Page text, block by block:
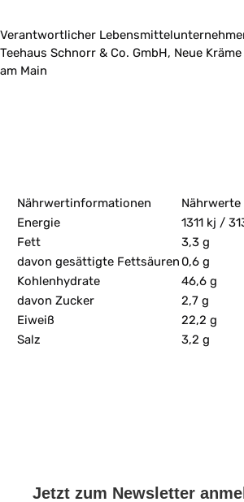
Verantwortlicher
Teehaus Schnorr & Co. GmbH, Neue
am Main
Nährwertinformationen
Nährwerte
Energie
1311 kj /
Fett
3,3 g
davon gesättigte Fettsäuren 0,6 g
Kohlenhydrate
46,6 g
davon Zucker
2,7 g
Eiweiß
22,2 g
Salz
3,2 g
Jetzt zum Newsletter